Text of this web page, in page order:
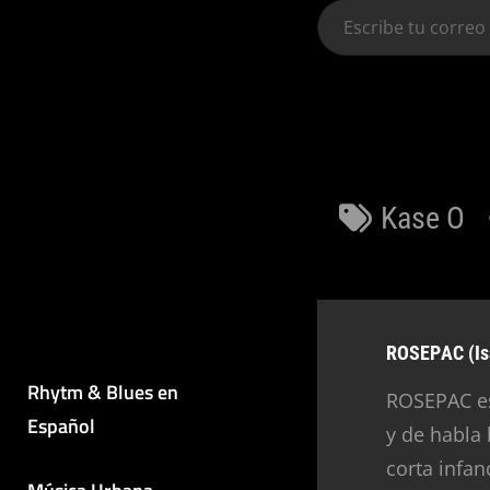
Rhytm & Blues en
Español
Escribe
tu
Etiquetas
Kase O
Autor:
ROSEPAC
y de habla
corta